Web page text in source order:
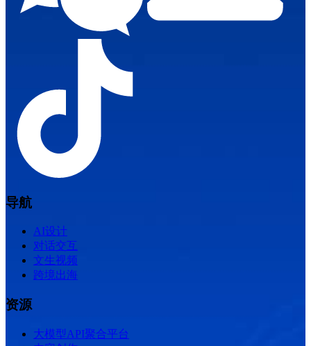
导航
AI设计
对话交互
文生视频
跨境出海
资源
大模型API聚合平台